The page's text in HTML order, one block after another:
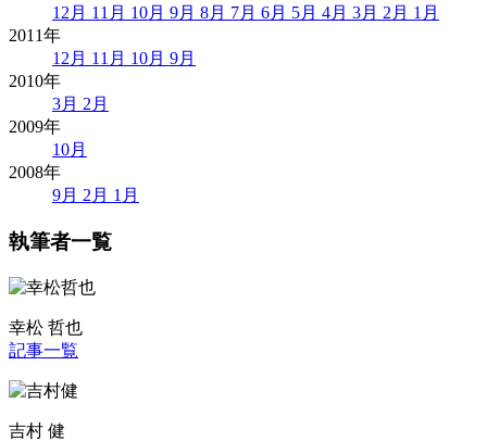
12月 11月 10月 9月 8月 7月 6月 5月 4月 3月 2月 1月
2011年
12月 11月 10月 9月
2010年
3月 2月
2009年
10月
2008年
9月 2月 1月
執筆者一覧
幸松 哲也
記事一覧
吉村 健